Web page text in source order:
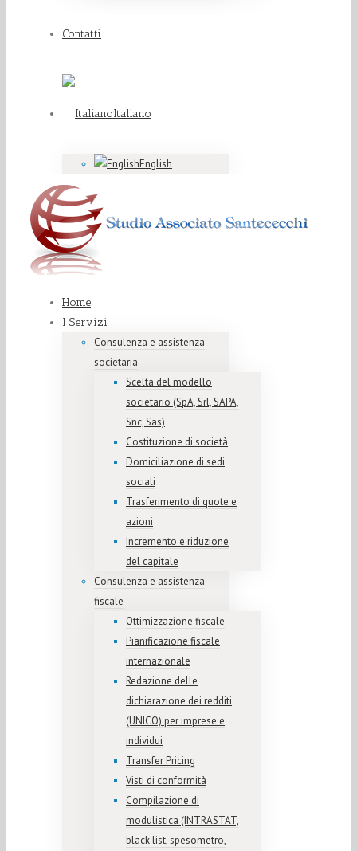
Contatti
Italiano
English
Home
I Servizi
Consulenza e assistenza
societaria
Scelta del modello
societario (SpA, Srl, SAPA,
Snc, Sas)
Costituzione di società
Domiciliazione di sedi
sociali
Trasferimento di quote e
azioni
Incremento e riduzione
del capitale
Consulenza e assistenza
fiscale
Ottimizzazione fiscale
Pianificazione fiscale
internazionale
Redazione delle
dichiarazione dei redditi
(UNICO) per imprese e
individui
Transfer Pricing
Visti di conformità
Compilazione di
modulistica (INTRASTAT,
black list, spesometro,